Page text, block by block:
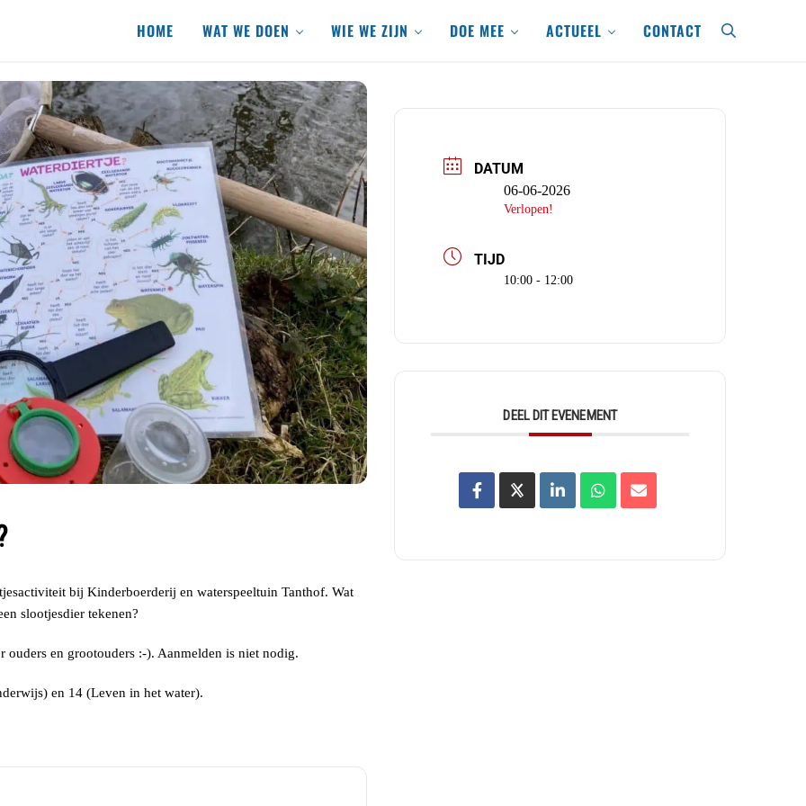
HOME WAT WE DOEN WIE WE ZIJN DOE MEE ACTUEEL CONTACT search
bij Kinderboerderij en waterspeeltuin Tanthof. Wat
slootjesdier tekenen?
en grootouders :-). Aanmelden is niet nodig.
en 14 (Leven in het water).
DATUM
06-06-2026
Verlopen!
TIJD
10:00 - 12:00
DEEL DIT EVENEMENT